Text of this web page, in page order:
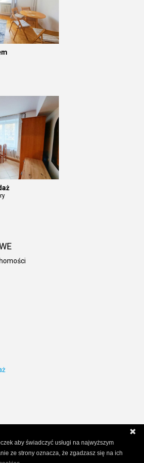
aby świadczyć usługi na najwyższym
ze strony oznacza, że zgadzasz się na ich